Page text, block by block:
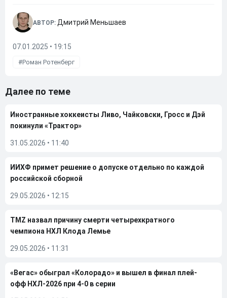
АВТОР: Дмитрий Меньшаев
07.01.2025 • 19:15
Роман Ротенберг
Далее по теме
Иностранные хоккеисты Ливо, Чайковски, Гросс и Дэй
покинули «Трактор»
31.05.2026 • 11:40
ИИХФ примет решение о допуске отдельно по каждой
российской сборной
29.05.2026 • 12:15
TMZ назвал причину смерти четырехкратного
чемпиона НХЛ Клода Лемье
29.05.2026 • 11:31
«Вегас» обыграл «Колорадо» и вышел в финал плей-
офф НХЛ-2026 при 4-0 в серии